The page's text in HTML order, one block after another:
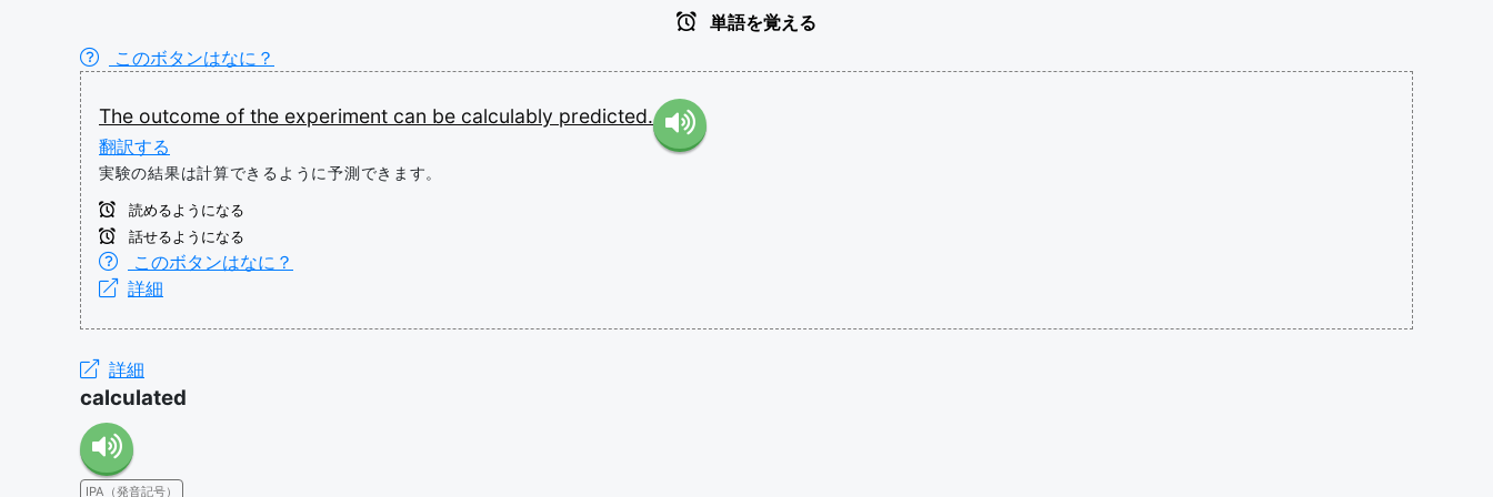
単語を覚える
このボタンはなに？
The outcome of the experiment can be calculably predicted.
翻訳する
実験の結果は計算できるように予測できます。
読めるようになる
話せるようになる
このボタンはなに？
詳細
詳細
calculated
IPA（発音記号）